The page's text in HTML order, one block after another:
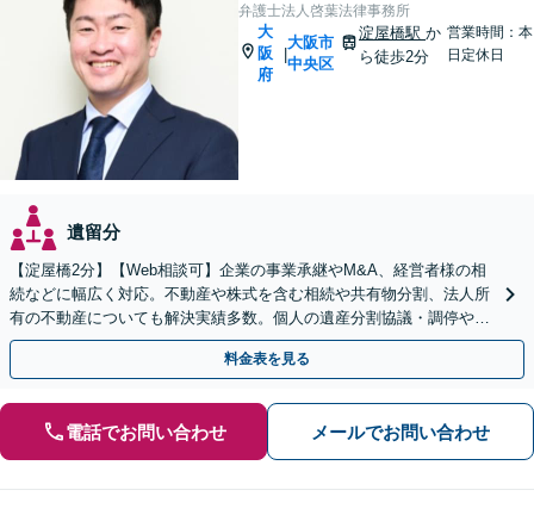
弁護士法人啓葉法律事務所
大
阪
府
|
大阪市
中央区
淀屋橋駅か
ら徒歩2分
営業時間：本
日定休日
遺留分
【淀屋橋2分】【Web相談可】企業の事業承継やM&A、経営者様の相
続などに幅広く対応。不動産や株式を含む相続や共有物分割、法人所
有の不動産についても解決実績多数。個人の遺産分割協議・調停や遺
留分侵害額請求のご相談もお任せください【土日祝可】
料金表を見る
電話でお問い合わせ メールでお問い合わせ